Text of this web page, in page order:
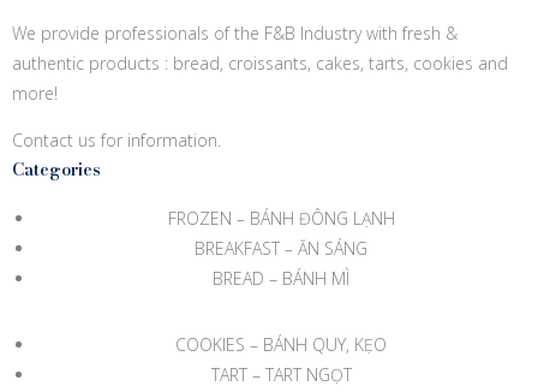
We provide professionals of the F&B Industry with fresh &
authentic products : bread, croissants, cakes, tarts, cookies and
more!
Contact us for information.
Categories
FROZEN – BÁNH ĐÔNG LẠNH
BREAKFAST – ĂN SÁNG
BREAD – BÁNH MÌ
COOKIES – BÁNH QUY, KẸO
TART – TART NGỌT